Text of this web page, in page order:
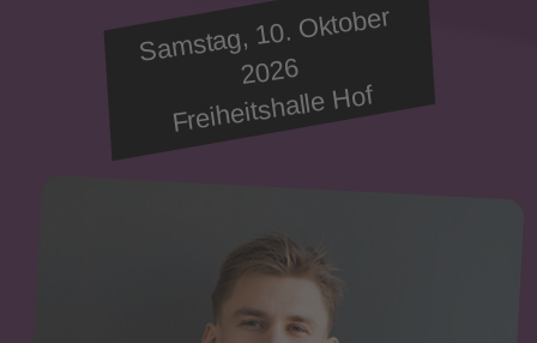
Sa
mstag, 10.
Oktober
2026
Freiheitshalle Hof